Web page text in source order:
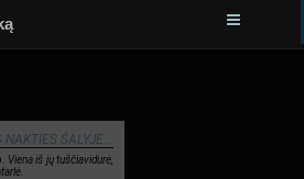
ŠALYJE...
Viena iš jų tuščiavidurė,